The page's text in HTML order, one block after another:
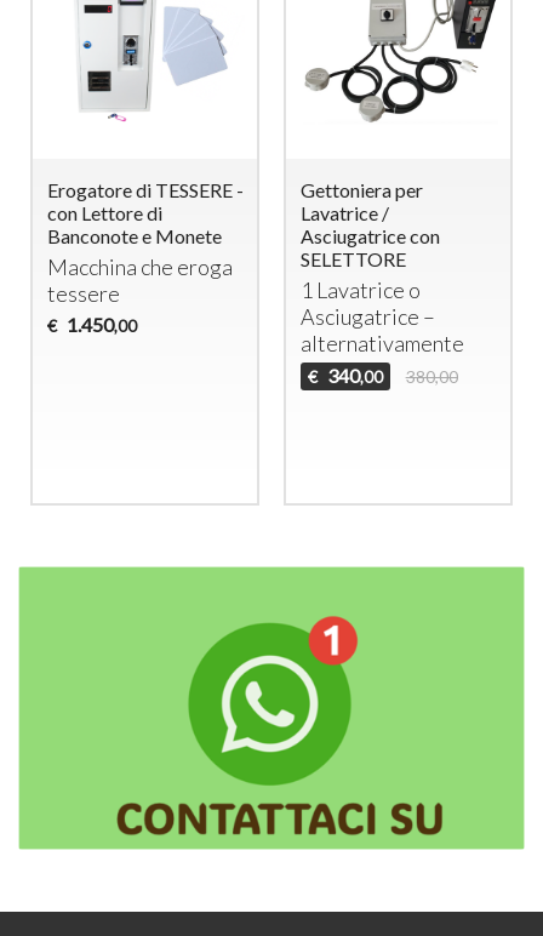
Erogatore di TESSERE -
con Lettore di
Banconote e Monete
Macchina che eroga
tessere
€ 1.450,00
Gettoniera per
Lavatrice /
Asciugatrice con
SELETTORE
1 Lavatrice o
Asciugatrice –
alternativamente
€ 340,00 380,00